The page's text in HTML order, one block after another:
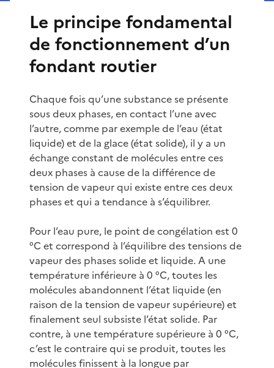
Le principe fondamental
de fonctionnement d’un
fondant routier
Chaque fois qu’une substance se présente
sous deux phases, en contact l’une avec
l’autre, comme par exemple de l’eau (état
liquide) et de la glace (état solide), il y a un
échange constant de molécules entre ces
deux phases à cause de la différence de
tension de vapeur qui existe entre ces deux
phases et qui a tendance à s’équilibrer.
Pour l’eau pure, le point de congélation est 0
°C et correspond à l’équilibre des tensions de
vapeur des phases solide et liquide. A une
température inférieure à 0 °C, toutes les
molécules abandonnent l’état liquide (en
raison de la tension de vapeur supérieure) et
finalement seul subsiste l’état solide. Par
contre, à une température supérieure à 0 °C,
c’est le contraire qui se produit, toutes les
molécules finissent à la longue par